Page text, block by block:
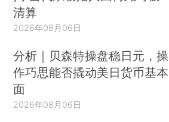
清算
2026年08月06日
分析｜贝森特操盘稳日元，操
作巧思能否撬动美日货币基本
面
2026年08月06日